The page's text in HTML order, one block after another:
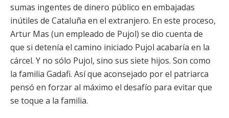
sumas ingentes de dinero público en embajadas
inútiles de Cataluña en el extranjero. En este proceso,
Artur Mas (un empleado de Pujol) se dio cuenta de
que si detenía el camino iniciado Pujol acabaría en la
cárcel. Y no sólo Pujol, sino sus siete hijos. Son como
la familia Gadafi. Así que aconsejado por el patriarca
pensó en forzar al máximo el desafío para evitar que
se toque a la familia.